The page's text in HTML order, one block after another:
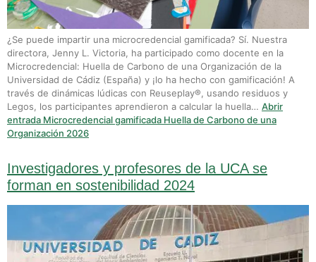
¿Se puede impartir una microcredencial gamificada? Sí. Nuestra
directora, Jenny L. Victoria, ha participado como docente en la
Microcredencial: Huella de Carbono de una Organización de la
Universidad de Cádiz (España) y ¡lo ha hecho con gamificación! A
través de dinámicas lúdicas con Reuseplay®, usando residuos y
Legos, los participantes aprendieron a calcular la huella… Abrir
entrada Microcredencial gamificada Huella de Carbono de una
Organización 2026
Investigadores y profesores de la UCA se
forman en sostenibilidad 2024